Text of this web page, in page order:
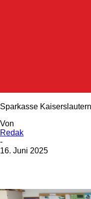
Sparkasse
Von
Redak
-
16. Juni 2025